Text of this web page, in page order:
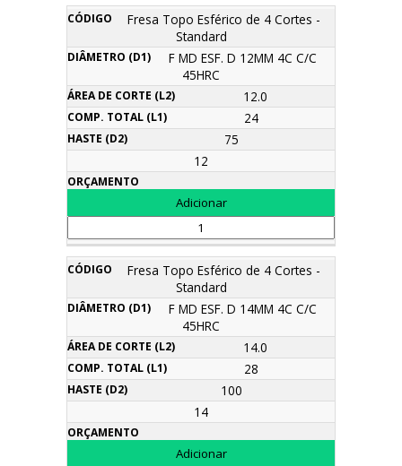
Fresa Topo Esférico de 4 Cortes -
Standard
F MD ESF. D 12MM 4C C/C
45HRC
12.0
24
75
12
Fresa Topo Esférico de 4 Cortes -
Standard
F MD ESF. D 14MM 4C C/C
45HRC
14.0
28
100
14